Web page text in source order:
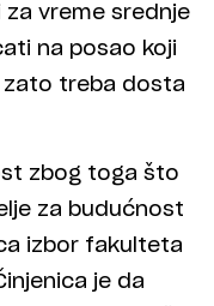
za vreme srednje
na posao koji
zato treba dosta
zbog toga što
za budućnost
izbor fakulteta
je da